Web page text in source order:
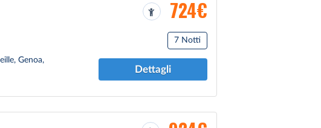
724€
Genoa,
7 Notti
Dettagli